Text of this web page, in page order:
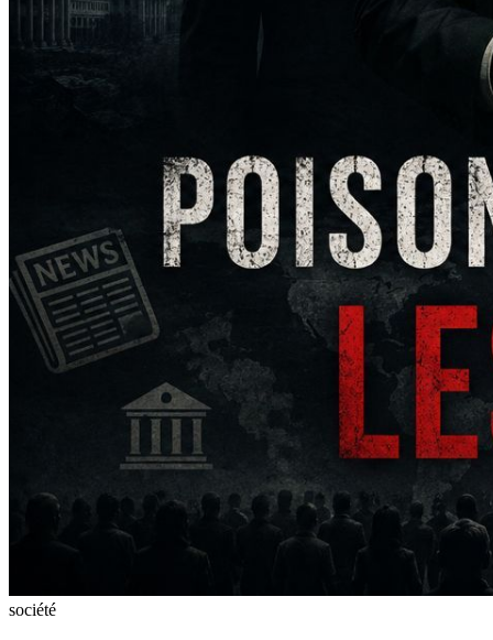
société